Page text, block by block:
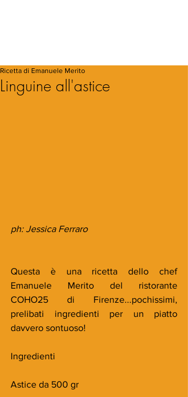
Linguine all'astice
Ricetta di Emanuele Merito
ph: Jessica Ferraro
Questa è una ricetta dello chef
Emanuele Merito del ristorante
COHO25 di Firenze...pochissimi,
prelibati ingredienti per un piatto
davvero sontuoso!
Ingredienti
Astice da 500 gr